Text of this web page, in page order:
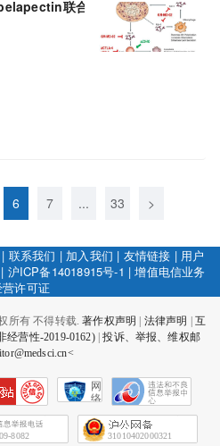
联合 Keytruda具有增强的
6 7 ... 33 >
| 联系我们 | 加入我们 | 友情链接 | 用户
| 沪ICP备14018915号-1 |增值电信业务
营许可证
所有 不得转载.著作权声明 法律声明
互
经营性-2019-0162)|投诉、举报、维权邮
网
络
会
征
8082 31010402000321